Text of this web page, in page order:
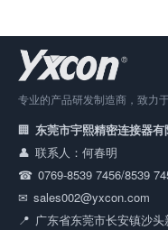
专业的产品研发制造商，致力
东莞市宇熙精密连接器有
联系人：何春明
0769-8539 7456/8539
sales002@yxcon.com
广东省东莞市长安镇沙